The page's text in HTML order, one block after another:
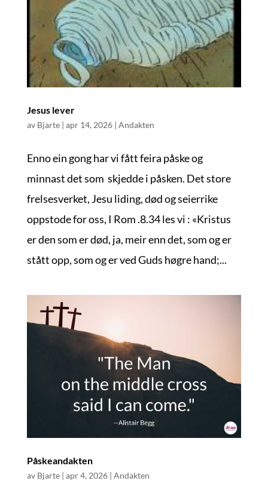
Jesus lever
av Bjarte| apr 14, 2026| Andakten
Enno ein gong har vi fått feira påske og
minnast det som skjedde i påsken. Det store
frelsesverket, Jesu liding, død og seierrike
oppstode for oss, I Rom .8.34 les vi : «Kristus
er den som er død, ja, meir enn det, som og er
stått opp, som og er ved Guds høgre hand;...
Påskeandakten
av Bjarte| apr 4, 2026| Andakten